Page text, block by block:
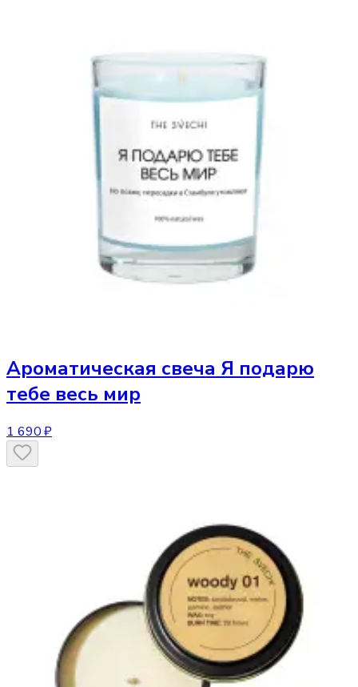
Ароматическая свеча Я подарю
тебе весь мир
1 690 ₽